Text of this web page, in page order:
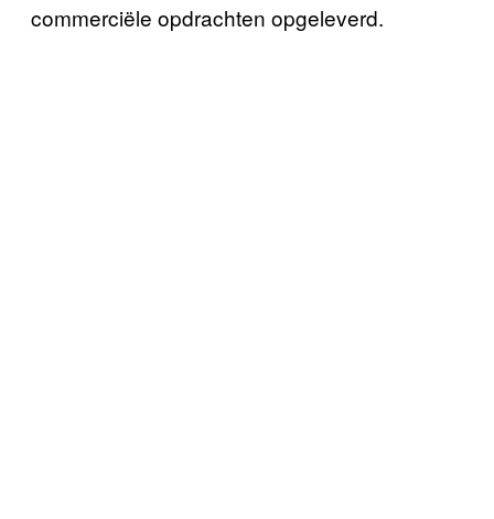
commerciële opdrachten opgeleverd.